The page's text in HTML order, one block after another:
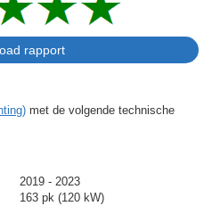
met de volgende technische
2019 - 2023
163 pk (120 kW)